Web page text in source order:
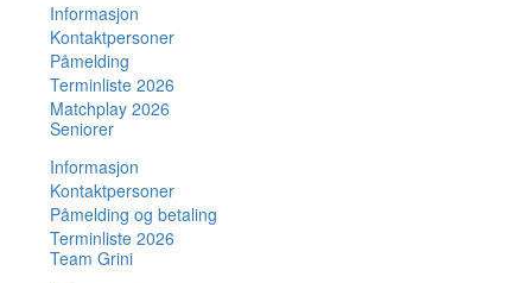
Informasjon
Kontaktpersoner
Påmelding
Terminliste 2026
Matchplay 2026
Seniorer
Informasjon
Kontaktpersoner
Påmelding og betaling
Terminliste 2026
Team Grini